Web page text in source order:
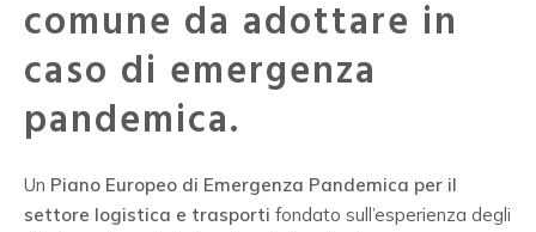
comune da adottare in
caso di emergenza
pandemica.
Un Piano Europeo di Emergenza Pandemica per il
settore logistica e trasporti fondato sull’esperienza degli